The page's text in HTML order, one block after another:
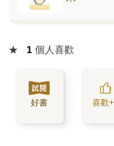
★ 1 個人喜歡
好書 喜歡